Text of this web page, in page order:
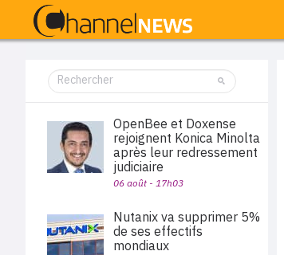
OpenBee et Doxense
rejoignent Konica Minolta
après leur redressement
judiciaire
06 août - 17h03
Nutanix va supprimer 5%
de ses effectifs
mondiaux